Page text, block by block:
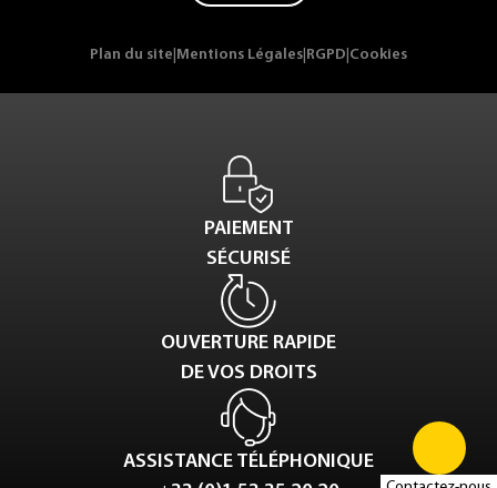
Plan du site Mentions Légales RGPD Cookies
PAIEMENT
SÉCURISÉ
OUVERTURE RAPIDE
DE VOS DROITS
ASSISTANCE TÉLÉPHONIQUE